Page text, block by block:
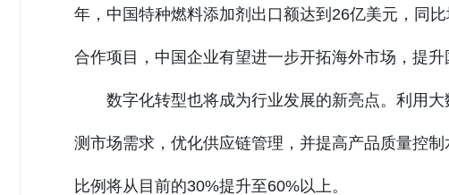
年，中国特种燃料添加剂出口额达到26亿美元，同
合作项目，中国企业有望进一步开拓海外市场，提升
数字化转型也将成为行业发展的新亮点。利用
测市场需求，优化供应链管理，并提高产品质量控
比例将从目前的30%提升至60%以上。